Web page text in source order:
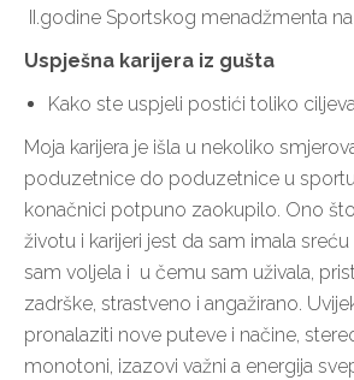
II.godine Sportskog menadžmenta
Uspješna karijera iz gušta
Kako ste uspjeli postići toliko
Moja karijera je išla u nekoliko
poduzetnice do poduzetnice u
konačnici potpuno zaokupilo. Ono
životu i karijeri jest da sam imala
sam voljela i u čemu sam uživala,
zadrške, strastveno i angažirano.
pronalaziti nove puteve i načine,
monotoni, izazovi važni a energija